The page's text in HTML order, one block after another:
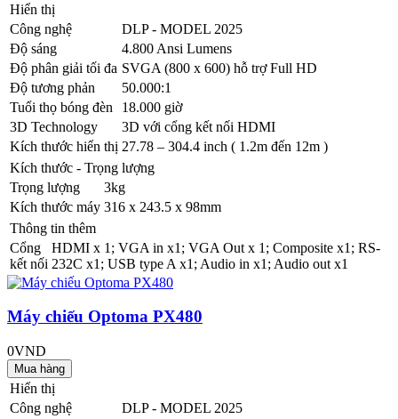
Hiển thị
Công nghệ
DLP - MODEL 2025
Độ sáng
4.800 Ansi Lumens
Độ phân giải tối đa SVGA (800 x 600) hỗ trợ Full HD
Độ tương phản
50.000:1
Tuổi thọ bóng đèn
18.000 giờ
3D Technology
3D với cổng kết nối HDMI
Kích thước hiển thị 27.78 – 304.4 inch ( 1.2m đến 12m )
Kích thước - Trọng lượng
Trọng lượng
3kg
Kích thước máy 316 x 243.5 x 98mm
Thông tin thêm
Cổng
kết nối
HDMI x 1; VGA in x1; VGA Out x 1; Composite x1; RS-
232C x1; USB type A x1; Audio in x1; Audio out x1
Máy chiếu Optoma PX480
0VND
Hiển thị
Công nghệ
DLP - MODEL 2025